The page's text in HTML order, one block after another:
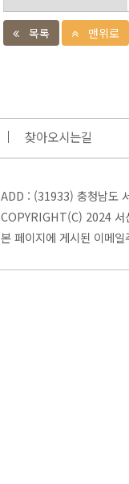
목록 맨위로
찾아오시는길
ADD : (31933) 충청남도
COPYRIGHT(C) 2024 서
본 페이지에 게시된 이메